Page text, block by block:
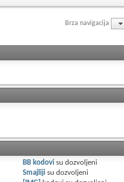
Brza navigacija
BB kodovi sudozvoljeni
Smajliji sudozvoljeni